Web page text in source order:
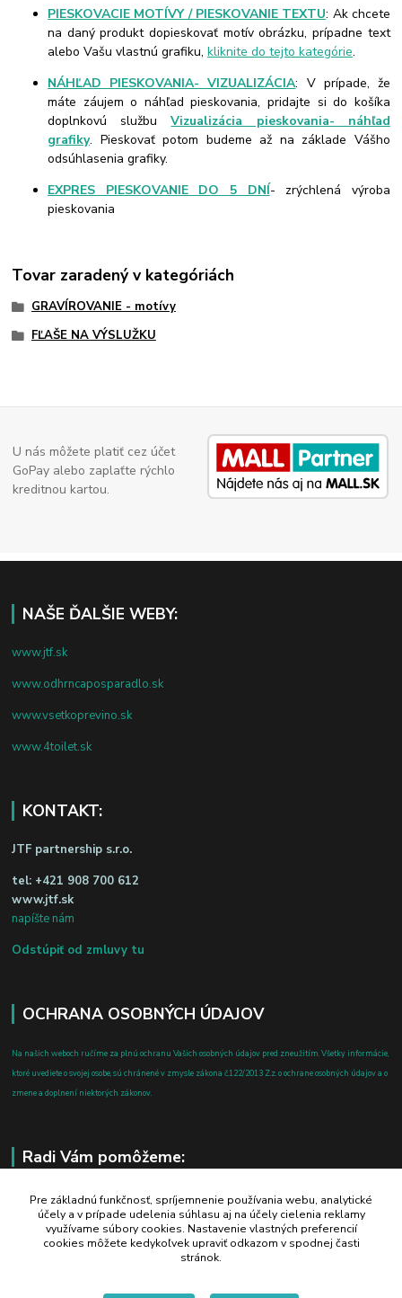
PIESKOVACIE MOTÍVY / PIESKOVANIE TEXTU: Ak chcete
na daný produkt dopieskovať motív obrázku, prípadne text
alebo Vašu vlastnú grafiku,kliknite do tejto kategórie.
NÁHĽAD PIESKOVANIA- VIZUALIZÁCIA: V prípade, že
máte záujem o náhľad pieskovania, pridajte si do košíka
doplnkovú službuVizualizácia pieskovania- náhľad
grafiky. Pieskovať potom budeme až na základe Vášho
odsúhlasenia grafiky.
EXPRES PIESKOVANIE DO 5 DNÍ- zrýchlená výroba
pieskovania
Tovar zaradený v kategóriách
GRAVÍROVANIE - motívy
FĽAŠE NA VÝSLUŽKU
U nás môžete platiť cez účet
GoPay alebo zaplaťte rýchlo
kreditnou kartou.
NAŠE ĎALŠIE WEBY:
www.jtf.sk
www.odhrncaposparadlo.sk
www.vsetkoprevino.sk
www.4toilet.sk
KONTAKT:
JTF partnership s.r.o.
tel: +421 908 700 612
www.jtf.sk
napíšte nám
Odstúpiť od zmluvy tu
OCHRANA OSOBNÝCH ÚDAJOV
Na našich weboch ručíme za plnú ochranu Vašich osobných údajov pred zneužitím. Všetky informácie,
ktoré uvediete o svojej osobe, sú chránené v zmysle zákona č.122/2013 Z.z. o ochrane osobných údajov a o
zmene a doplnení niektorých zákonov.
Radi Vám pomôžeme:
+421 908 700 612
po-pia: 8.00 - 16.00
business@jtf.sk
Pre základnú funkčnosť, spríjemnenie používania webu, analytické
účely a v prípade udelenia súhlasu aj na účely cielenia reklamy
využívame súbory cookies. Nastavenie vlastných preferencií
cookies môžete kedykoľvek upraviť odkazom v spodnej časti
stránok.